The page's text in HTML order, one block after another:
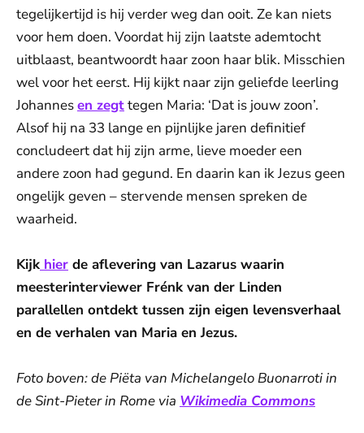
tegelijkertijd is hij verder weg dan ooit. Ze kan niets
voor hem doen. Voordat hij zijn laatste ademtocht
uitblaast, beantwoordt haar zoon haar blik. Misschien
wel voor het eerst. Hij kijkt naar zijn geliefde leerling
Johannesen zegttegen Maria: ‘Dat is jouw zoon’.
Alsof hij na 33 lange en pijnlijke jaren definitief
concludeert dat hij zijn arme, lieve moeder een
andere zoon had gegund. En daarin kan ik Jezus geen
ongelijk geven – stervende mensen spreken de
waarheid.
Kijk hier de aflevering van Lazarus waarin
meesterinterviewer Frénk van der Linden
parallellen ontdekt tussen zijn eigen levensverhaal
en de verhalen van Maria en Jezus.
Foto boven: de Piëta van Michelangelo Buonarroti in
de Sint-Pieter in Rome via Wikimedia Commons